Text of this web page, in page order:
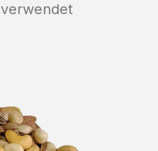
verwendet